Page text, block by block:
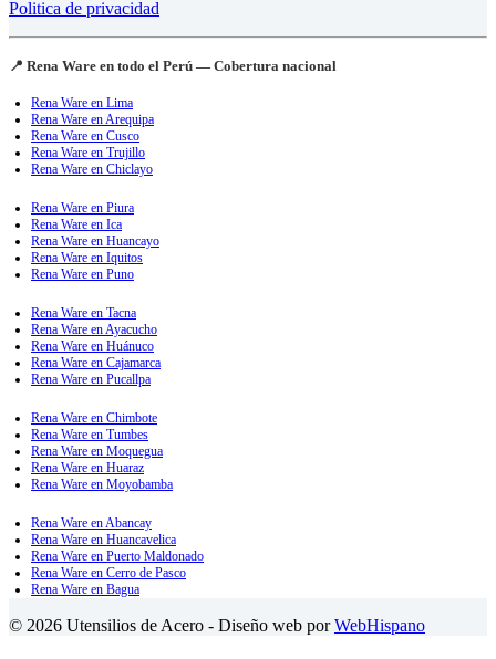
Politica de privacidad
📍 Rena Ware en todo el Perú — Cobertura nacional
Rena Ware en Lima
Rena Ware en Arequipa
Rena Ware en Cusco
Rena Ware en Trujillo
Rena Ware en Chiclayo
Rena Ware en Piura
Rena Ware en Ica
Rena Ware en Huancayo
Rena Ware en Iquitos
Rena Ware en Puno
Rena Ware en Tacna
Rena Ware en Ayacucho
Rena Ware en Huánuco
Rena Ware en Cajamarca
Rena Ware en Pucallpa
Rena Ware en Chimbote
Rena Ware en Tumbes
Rena Ware en Moquegua
Rena Ware en Huaraz
Rena Ware en Moyobamba
Rena Ware en Abancay
Rena Ware en Huancavelica
Rena Ware en Puerto Maldonado
Rena Ware en Cerro de Pasco
Rena Ware en Bagua
© 2026 Utensilios de Acero - Diseño web porWebHispano